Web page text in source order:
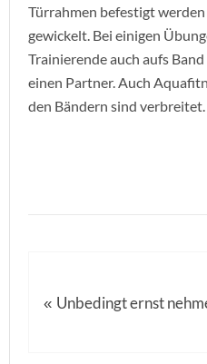
Türrahmen befestigt
gewickelt. Bei einigen
Trainierende auch aufs
einen Partner. Auch
den Bändern sind verbreitet.
« Unbedingt ernst